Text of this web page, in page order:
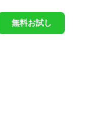
無料お試し